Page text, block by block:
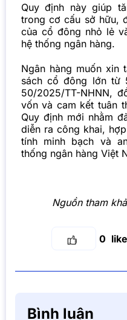
Quy định này giúp
trong cơ cấu sở hữu,
của cổ đông nhỏ lẻ
hệ thống ngân hàng.
Ngân hàng muốn xin
sách cổ đông lớn từ
50/2025/TT-NHNN,
vốn và cam kết tuân
Quy định mới nhằm
diễn ra công khai,
tính minh bạch và
thống ngân hàng Việt
Nguồn tham
0
Bình luận